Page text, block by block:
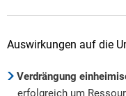
Auswirkungen auf die
Verdrängung
erfolgreich um